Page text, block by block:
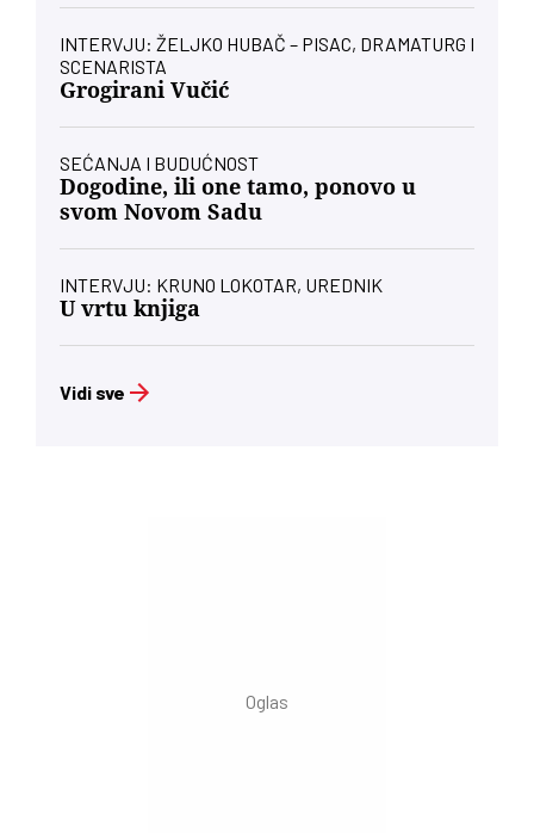
INTERVJU: ŽELJKO HUBAČ – PISAC, DRAMATURG I
SCENARISTA
Grogirani Vučić
SEĆANJA I BUDUĆNOST
Dogodine, ili one tamo, ponovo u
svom Novom Sadu
INTERVJU: KRUNO LOKOTAR, UREDNIK
U vrtu knjiga
Vidi sve